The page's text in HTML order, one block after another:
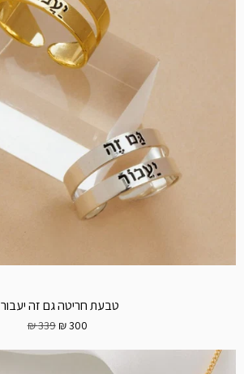
טבעת חריטה גם זה יעבור
300 ₪
339 ₪